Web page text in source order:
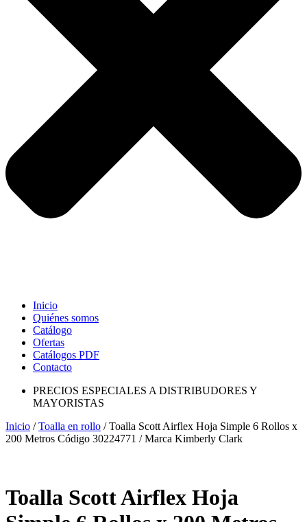
Inicio
Quiénes somos
Catálogo
Ofertas
Catálogos PDF
Contacto
PRECIOS ESPECIALES A DISTRIBUDORES Y
MAYORISTAS
Inicio /Toalla en rollo / Toalla Scott Airflex Hoja Simple 6 Rollos x
200 Metros Código 30224771 / Marca Kimberly Clark
Toalla Scott Airflex Hoja